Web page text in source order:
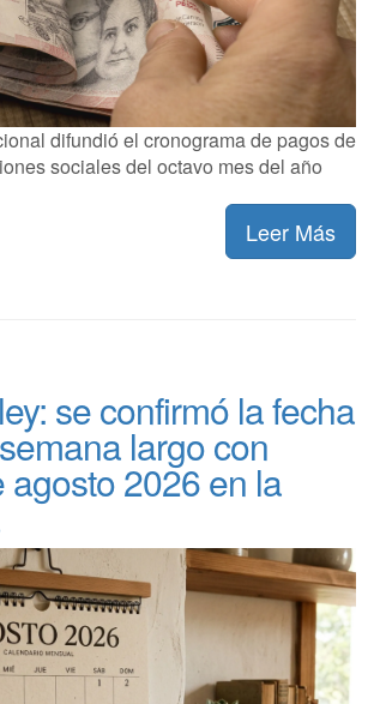
difundió el cronograma de pagos de
sociales del octavo mes del año
Leer Más
se confirmó la fecha
largo con
agosto 2026 en la